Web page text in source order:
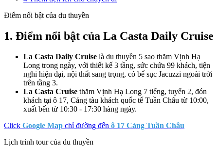
Điểm nổi bật của du thuyền
1. Điểm nổi bật của La Casta Daily Cruise
La Casta Daily Cruise là du thuyền 5 sao thăm Vịnh Hạ
Long trong ngày, với thiết kế 3 tầng, sức chứa 99 khách, tiện
nghi hiện đại, nội thất sang trọng, có bể sục Jacuzzi ngoài trời
trên tầng 3.
La Casta Cruise thăm Vịnh Hạ Long 7 tiếng, tuyến 2, đón
khách tại ô 17, Cảng tàu khách quốc tế Tuần Châu từ 10:00,
xuất bến từ 10:30 - 17:30 hàng ngày.
Click Google Map chỉ đường đến ô 17 Cảng Tuần Châu
Lịch trình tour của du thuyền